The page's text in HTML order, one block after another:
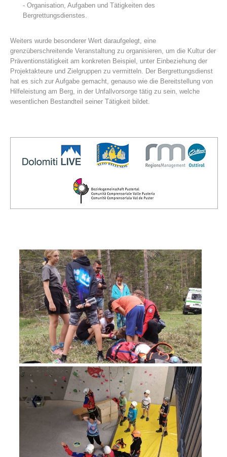
Centres de secours
Direction
- Organisation, Aufgaben und Tätigkeiten des
Bergrettungsdienstes.
Weiters wurde besonderer Wert daraufgelegt, eine
grenzüberschreitende Veranstaltung zu organisieren, um die Kultur der
Präventionstätigkeit am konkreten Beispiel, unter Einbeziehung der
Projektakteure und Zielgruppen zu vermitteln. Der Bergrettungsdienst
hat es sich zur Aufgabe gemacht, genauso wie die Bereitstellung von
Hilfeleistung am Berg, in der Unfallvorsorge tätig zu sein, welche
wesentlichen Bestandteil seiner Tätigkeit bildet.